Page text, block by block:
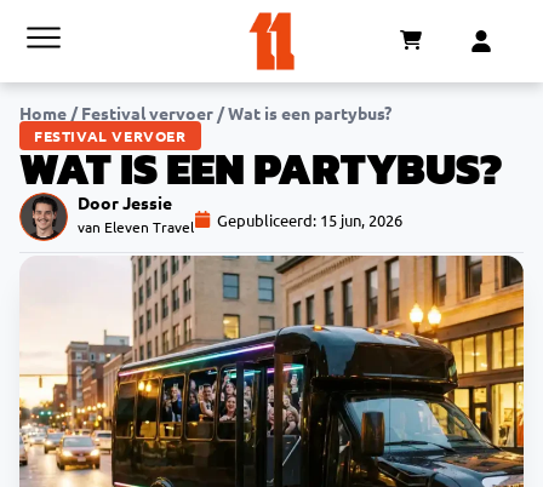
Home /Festival vervoer /Wat is een partybus?
FESTIVAL VERVOER
WAT IS EEN PARTYBUS?
Door Jessie
van Eleven Travel Gepubliceerd: 15 jun, 2026